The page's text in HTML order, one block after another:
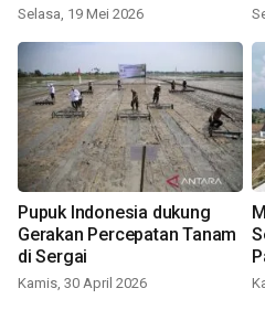
Selasa, 19 Mei 2026
Pupuk Indonesia dukung
Gerakan Percepatan Tanam
di Sergai
Kamis, 30 April 2026